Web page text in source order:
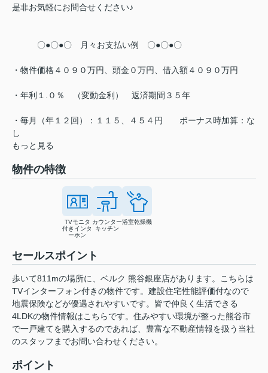
是非お気軽にお問合せください♪
〇●〇●〇 月々お支払い例 〇●〇●〇
・物件価格４０９０万円、頭金０万円、借入額４０９０万円
・年利１.０％ （変動金利） 返済期間３５年
・毎月（年１２回）：１１５、４５４円 ボーナス時加算：な
し
もっと見る
物件の特徴
TVモニタ
付きインタ
ーホン
カウンター
キッチン
浴室乾燥機
セールスポイント
歩いて811mの場所に、ベルク 熊谷銀座店があります。こちらは
TVインターフォン付きの物件です。建設住宅性能評価付なので
地震保険などが優遇されやすいです。皆で仲良く生活できる
4LDKの物件情報はこちらです。住みやすい環境が整った熊谷市
で一戸建てを購入するのであれば、豊富な不動産情報を扱う当社
のスタッフまでお問い合わせください。
ポイント